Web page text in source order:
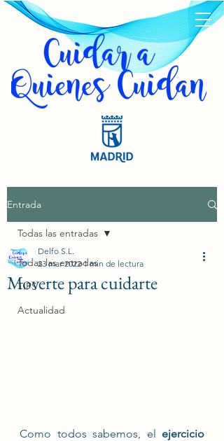
Entrada
Todas las entradas
TIPS
Actualidad
Todas las entradas
Moverte para cuidarte
Delfo S.L.
23 mar 2022 1 min de lectura
Como todos sabemos, el ejercicio